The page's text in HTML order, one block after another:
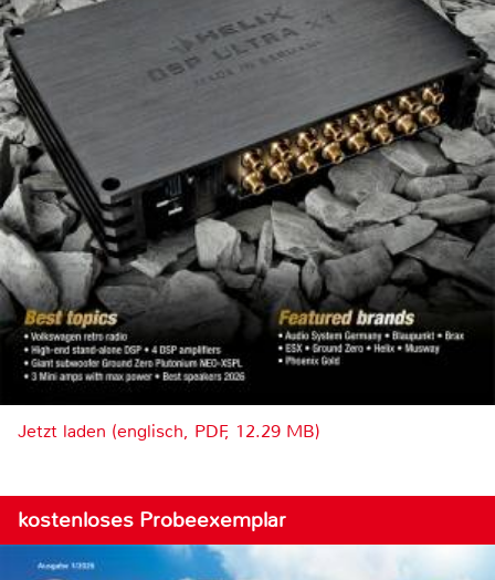
Jetzt laden (englisch, PDF, 12.29 MB)
kostenloses Probeexemplar